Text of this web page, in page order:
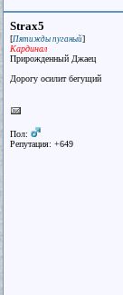
Strax5
[Пятижды пуганый]
Кардинал
Прирожденный Джаец
Дорогу осилит бегущий
Пол:
Репутация: +649